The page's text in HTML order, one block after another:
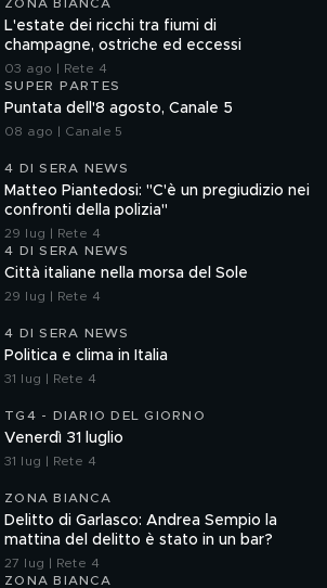
ZONA BIANCA
L'estate dei ricchi tra fiumi di
champagne, ostriche ed eccessi
03 ago | Rete 4
SUPER PARTES
Puntata dell'8 agosto, Canale 5
08 ago | Canale 5
4 DI SERA NEWS
Matteo Piantedosi: "C'è un pregiudizio nei
confronti della polizia"
29 lug | Rete 4
4 DI SERA NEWS
Città italiane nella morsa del Sole
29 lug | Rete 4
4 DI SERA NEWS
Politica e clima in Italia
31 lug | Rete 4
TG4 - DIARIO DEL GIORNO
Venerdì 31 luglio
31 lug | Rete 4
ZONA BIANCA
Delitto di Garlasco: Andrea Sempio la
mattina del delitto è stato in un bar?
27 lug | Rete 4
ZONA BIANCA